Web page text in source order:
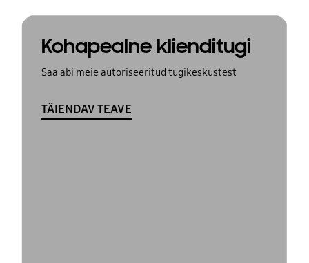
Kohapealne klienditugi
Saa abi meie autoriseeritud tugikeskustest
TÄIENDAV TEAVE